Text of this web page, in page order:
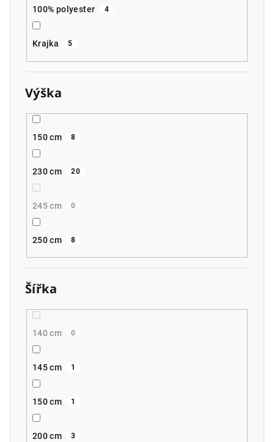
100% polyester 4
Krajka 5
Výška
150 cm 8
230 cm 20
245 cm 0
250 cm 8
Šířka
140 cm 0
145 cm 1
150 cm 1
200 cm 3